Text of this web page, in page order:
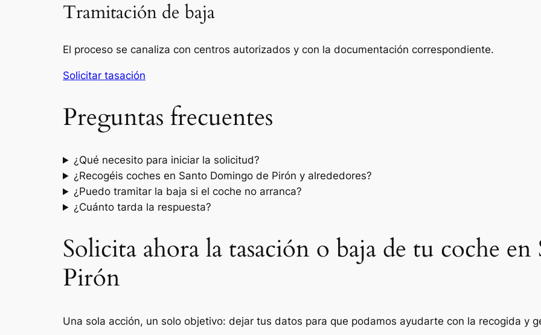
Tramitación de baja
El proceso se canaliza con centros autorizados y con la documentación correspondiente.
Solicitar tasación
Preguntas frecuentes
¿Qué necesito para iniciar la solicitud?
¿Recogéis coches en Santo Domingo de Pirón y alrededores?
¿Puedo tramitar la baja si el coche no arranca?
¿Cuánto tarda la respuesta?
Solicita ahora la tasación o baja de tu coche
Pirón
Una sola acción, un solo objetivo: dejar tus datos para que podamos ayudarte con la recogida y